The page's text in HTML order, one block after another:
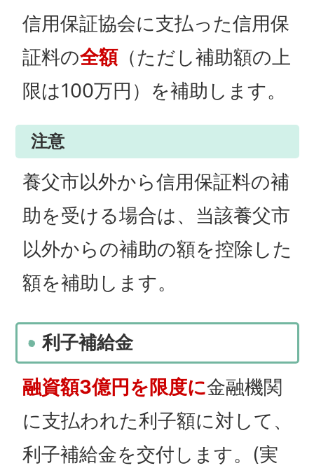
信用保証協会に支払った信用保
証料の全額（ただし補助額の上
限は100万円）を補助します。
注意
養父市以外から信用保証料の補
助を受ける場合は、当該養父市
以外からの補助の額を控除した
額を補助します。
利子補給金
融資額3億円を限度に金融機関
に支払われた利子額に対して、
利子補給金を交付します。(実